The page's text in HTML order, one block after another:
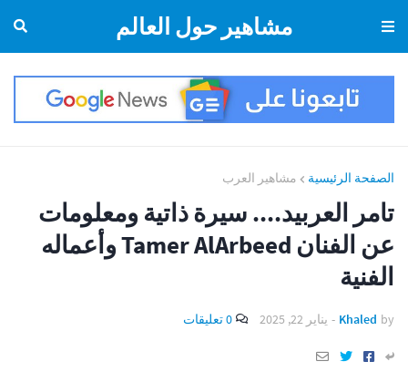
مشاهير حول العالم
الصفحة الرئيسية مشاهير العرب
تامر العربيد.... سيرة ذاتية ومعلومات
عن الفنان Tamer AlArbeed وأعماله
الفنية
by
Khaled
- يناير 22, 2025 0 تعليقات